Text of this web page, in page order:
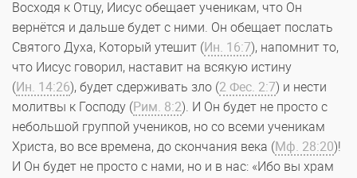
Восходя к Отцу, Иисус обещает ученикам, что Он
вернётся и дальше будет с ними. Он обещает послать
Святого Духа, Который утешит (Ин. 16:7), напомнит то,
что Иисус говорил, наставит на всякую истину
(Ин. 14:26), будет сдерживать зло (2 Фес. 2:7) и нести
молитвы к Господу (Рим. 8:2). И Он будет не просто с
небольшой группой учеников, но со всеми ученикам
Христа, во все времена, до скончания века (Мф. 28:20)!
И Он будет не просто с нами, но и в нас: «Ибо вы храм